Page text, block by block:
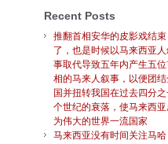
Recent Posts
推翻首相安华的皮影戏结束
了，也是时候以马来西亚人
事取代导致五年内产生五
相的马来人叙事，以便团
国并扭转我国在过去四分
个世纪的衰落，使马来西
为伟大的世界一流国家
马来西亚没有时间关注马哈